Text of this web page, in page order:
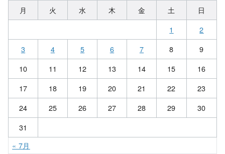
月 火 水 木 金 土
日
1
2
3
4 5 6 7 8
9
10
11 12 13 14 15
16
17
18 19 20 21 22
23
24
25 26 27 28 29
30
31
« 7月